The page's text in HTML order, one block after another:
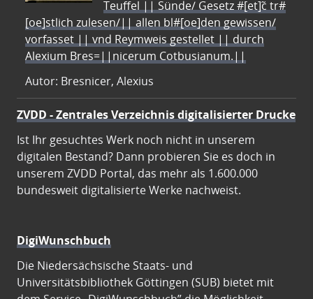
Teuffel || Sünde/ Gesetz #[et]c̃ tr#
[oe]stlich zulesen/|| allen bl#[oe]den gewissen/
vorfasset || vnd Reymweis gestellet || durch
Alexium Bres=||nicerum Cotbusianum.||
Autor: Bresnicer, Alexius
ZVDD - Zentrales Verzeichnis digitalisierter Drucke
Ist Ihr gesuchtes Werk noch nicht in unserem
digitalen Bestand? Dann probieren Sie es doch in
unserem ZVDD Portal, das mehr als 1.600.000
bundesweit digitalisierte Werke nachweist.
DigiWunschbuch
Die Niedersächsische Staats- und
Universitätsbibliothek Göttingen (SUB) bietet mit